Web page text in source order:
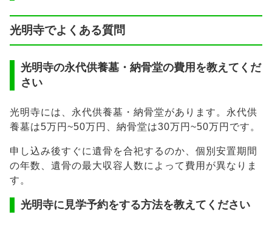
光明寺でよくある質問
光明寺の永代供養墓・納骨堂の費用を教えてくだ
さい
光明寺には、永代供養墓・納骨堂があります。永代供
養墓は5万円~50万円、納骨堂は30万円~50万円です。
申し込み後すぐに遺骨を合祀するのか、個別安置期間
の年数、遺骨の最大収容人数によって費用が異なりま
す。
光明寺に見学予約をする方法を教えてください